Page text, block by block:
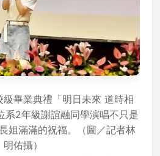
畢業典禮「明日未來 道時相
系2年級謝誼融同學演唱不只是
姐滿滿的祝福。（圖／記者林
明佑攝）